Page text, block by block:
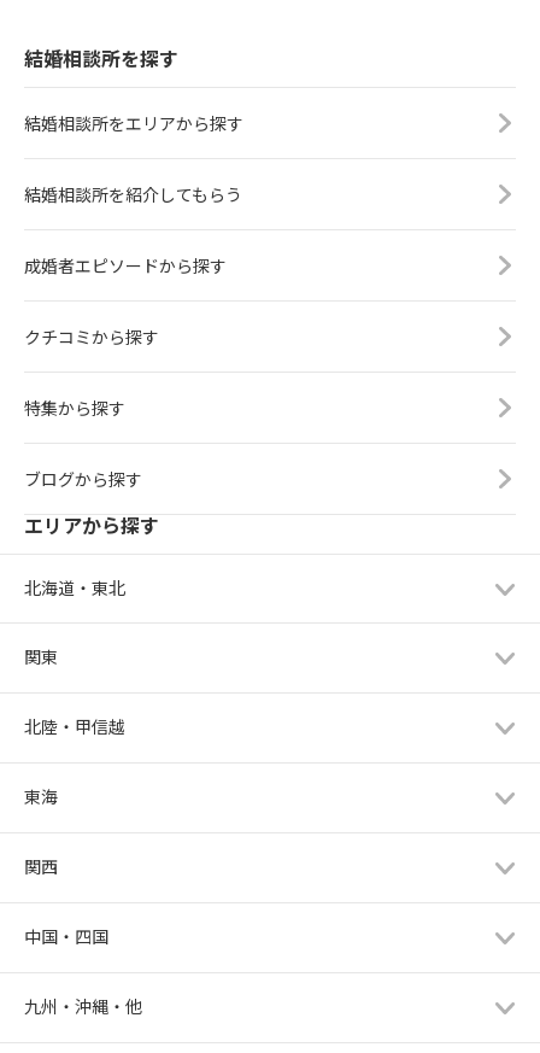
結婚相談所を探す
結婚相談所をエリアから探す
結婚相談所を紹介してもらう
成婚者エピソードから探す
クチコミから探す
特集から探す
ブログから探す
エリアから探す
北海道・東北
関東
北陸・甲信越
東海
関西
中国・四国
九州・沖縄・他